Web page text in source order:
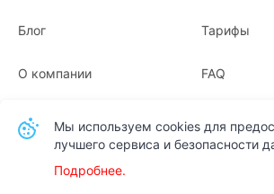
Блог Тарифы
О компании
Квитанции
FAQ
Мы используем cookies для
лучшего сервиса и безопасности
Подробнее.